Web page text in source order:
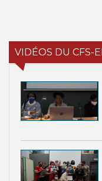
VIDÉOS DU CFS-